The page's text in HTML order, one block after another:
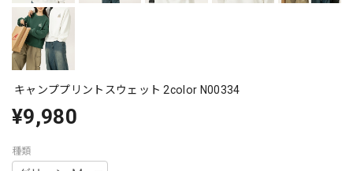
キャンププリントスウェット 2color N00334
¥9,980
種類